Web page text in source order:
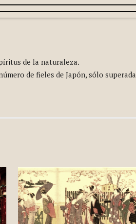
de la naturaleza.
de fieles de Japón, sólo superada